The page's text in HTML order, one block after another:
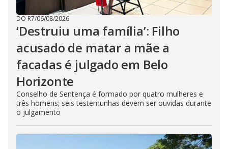
DO R7/06/08/2026
‘Destruiu uma família’: Filho
acusado de matar a mãe a
facadas é julgado em Belo
Horizonte
Conselho de Sentença é formado por quatro mulheres e
três homens; seis testemunhas devem ser ouvidas durante
o julgamento